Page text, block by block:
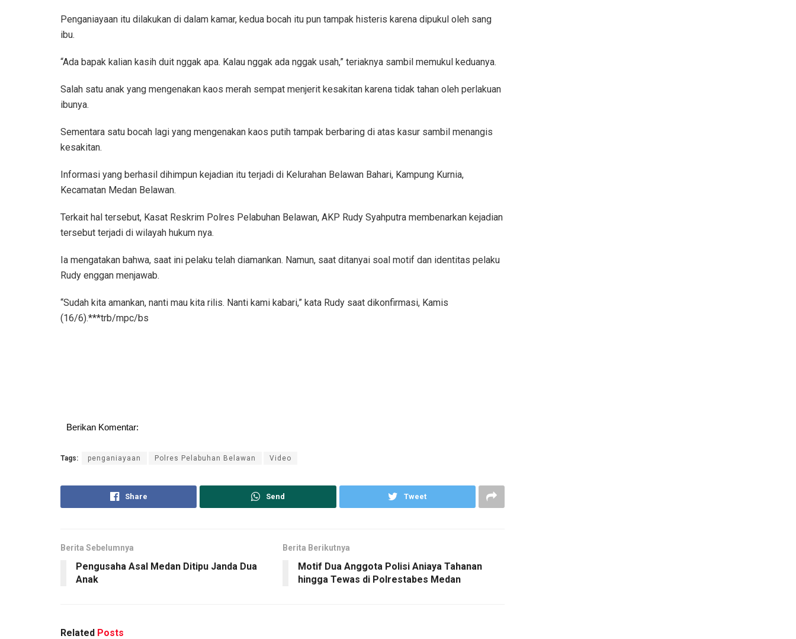
Penganiayaan itu dilakukan di dalam kamar, kedua bocah itu pun tampak histeris karena dipukul oleh sang
ibu.
“Ada bapak kalian kasih duit nggak apa. Kalau nggak ada nggak usah,” teriaknya sambil memukul keduanya.
Salah satu anak yang mengenakan kaos merah sempat menjerit kesakitan karena tidak tahan oleh perlakuan
ibunya.
Sementara satu bocah lagi yang mengenakan kaos putih tampak berbaring di atas kasur sambil menangis
kesakitan.
Informasi yang berhasil dihimpun kejadian itu terjadi di Kelurahan Belawan Bahari, Kampung Kurnia,
Kecamatan Medan Belawan.
Terkait hal tersebut, Kasat Reskrim Polres Pelabuhan Belawan, AKP Rudy Syahputra membenarkan kejadian
tersebut terjadi di wilayah hukum nya.
Ia mengatakan bahwa, saat ini pelaku telah diamankan. Namun, saat ditanyai soal motif dan identitas pelaku
Rudy enggan menjawab.
“Sudah kita amankan, nanti mau kita rilis. Nanti kami kabari,” kata Rudy saat dikonfirmasi, Kamis
(16/6).***trb/mpc/bs
Berikan Komentar:
Tags: penganiayaan Polres Pelabuhan Belawan Video
Share Send Tweet
Berita Sebelumnya
Pengusaha Asal Medan Ditipu Janda Dua
Anak
Berita Berikutnya
Motif Dua Anggota Polisi Aniaya Tahanan
hingga Tewas di Polrestabes Medan
Related Posts